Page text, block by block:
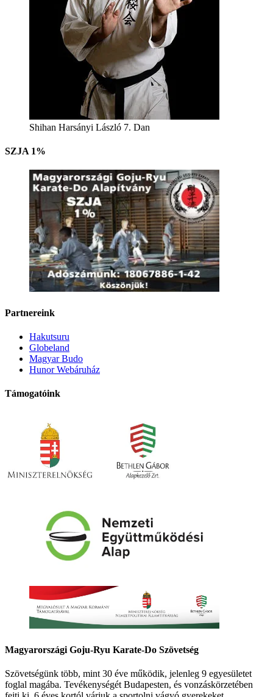
Shihan Harsányi László 7. Dan
SZJA 1%
Partnereink
Hakutsuru
Globeland
Magyar Budo
Hunor Webáruház
Támogatóink
Magyarországi Goju-Ryu Karate-Do Szövetség
Szövetségünk több, mint 30 éve működik, jelenleg 9 egyesületet
foglal magába. Tevékenységét Budapesten, és vonzáskörzetében